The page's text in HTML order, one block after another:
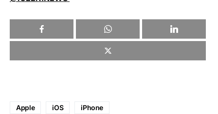
Apple iOS iPhone